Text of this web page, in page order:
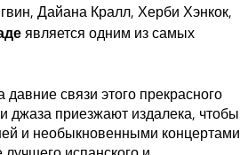
Дайана Кралл, Херби Хэнкок,
является одним из самых
связи этого прекрасного
джаза приезжают издалека, чтобы
и необыкновенными концертами